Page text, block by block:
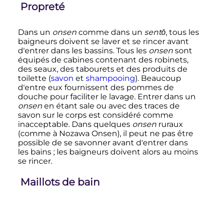
Propreté
Dans un onsencomme dans un sentō, tous les
baigneurs doivent se laver et se rincer avant
d'entrer dans les bassins. Tous les onsensont
équipés de cabines contenant des robinets,
des seaux, des tabourets et des produits de
toilette (savon et shampooing). Beaucoup
d'entre eux fournissent des pommes de
douche pour faciliter le lavage. Entrer dans un
onsenen étant sale ou avec des traces de
savon sur le corps est considéré comme
inacceptable. Dans quelques onsenruraux
(comme à Nozawa Onsen), il peut ne pas être
possible de se savonner avant d'entrer dans
les bains ; les baigneurs doivent alors au moins
se rincer.
Maillots de bain